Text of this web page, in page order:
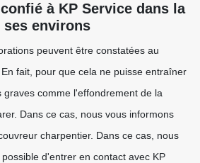
à KP Service dans la
ses environs
peuvent être constatées au
fait, pour que cela ne puisse entraîner
comme l'effondrement de la
Dans ce cas, nous vous informons
charpentier. Dans ce cas, nous
d'entrer en contact avec KP